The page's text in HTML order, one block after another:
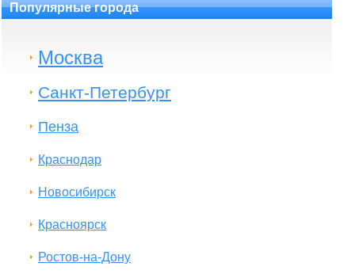
Популярные города
Москва
Санкт-Петербург
Пенза
Краснодар
Новосибирск
Красноярск
Ростов-на-Дону